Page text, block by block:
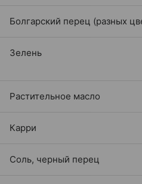
Болгарский перец (разных
Зелень
Растительное масло
Карри
Соль, черный перец